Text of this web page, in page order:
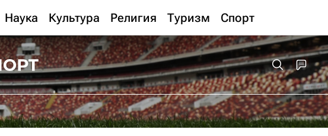
Наука Культура Религия Туризм Спорт